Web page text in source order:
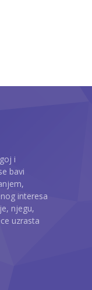
i
bavi
interesa
njegu,
uzrasta